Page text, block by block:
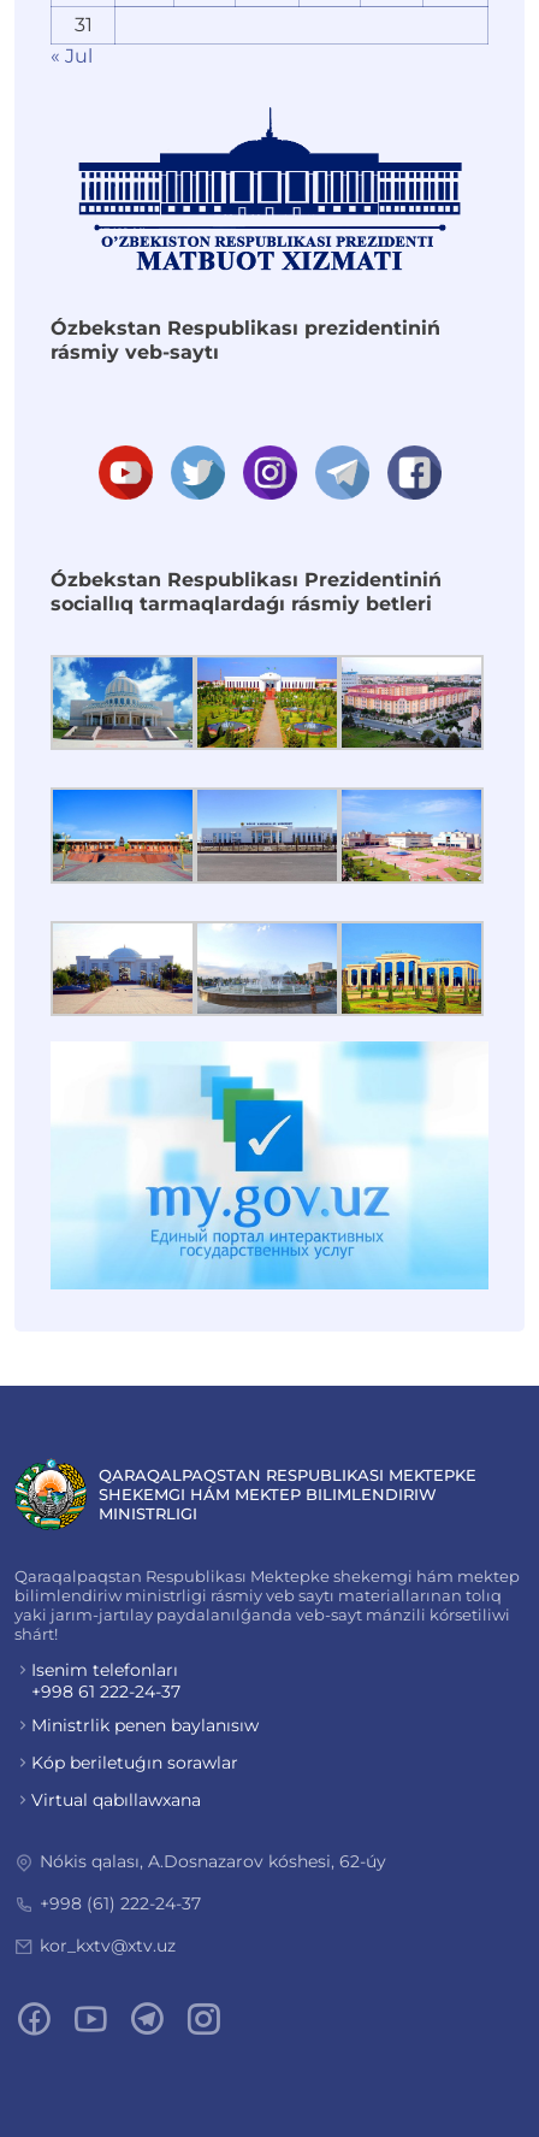
31
« Jul
Ózbekstan Respublikası prezidentiniń
rásmiy veb-saytı
Ózbekstan Respublikası Prezidentiniń
sociallıq tarmaqlardaǵı rásmiy betleri
QARAQALPAQSTAN RESPUBLIKASI MEKTEPKE
SHEKEMGI HÁM MEKTEP BILIMLENDIRIW
MINISTRLIGI
Qaraqalpaqstan Respublikası Mektepke shekemgi hám mektep
bilimlendiriw ministrligi rásmiy veb saytı materiallarınan tolıq
yaki jarım-jartılay paydalanılǵanda veb-sayt mánzili kórsetiliwi
shárt!
Isenim telefonları
+998 61 222-24-37
Ministrlik penen baylanısıw
Kóp beriletuǵın sorawlar
Virtual qabıllawxana
Nókis qalası, A.Dosnazarov kóshesi, 62-úy
+998 (61) 222-24-37
kor_kxtv@xtv.uz